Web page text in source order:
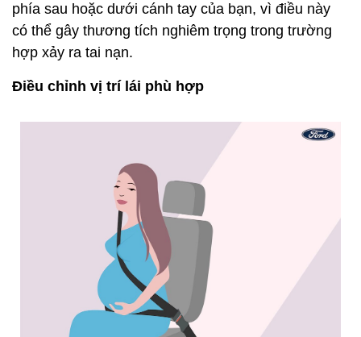
phía sau hoặc dưới cánh tay của bạn, vì điều này
có thể gây thương tích nghiêm trọng trong trường
hợp xảy ra tai nạn.
Điều chỉnh vị trí lái phù hợp